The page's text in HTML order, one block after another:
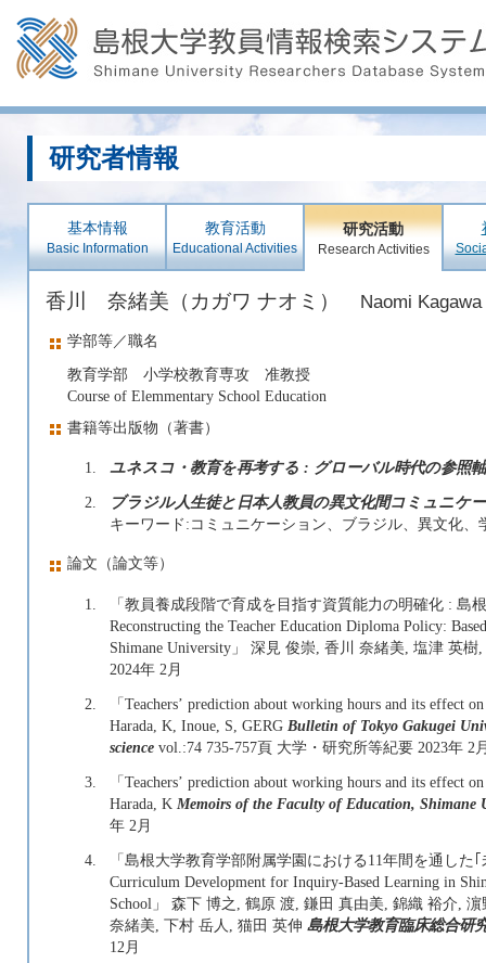
研究者情報
基本情報
Basic Information
教育活動
Educational Activities
研究活動
Research Activities
香川 奈緒美（カガワ ナオミ） Naomi
学部等／職名
教育学部 小学校教育専攻 准教授
Course of Elemmentary School Education
書籍等出版物（著書）
1.
ユネスコ・教育を再考する : グローバル時代の参照軸
2.
ブラジル人生徒と日本人教員の異文化間コミュニケ
キーワード:コミュニケーション、ブラジル、異文化、
論文（論文等）
1.
「教員養成段階で育成を目指す資質能力の明確化 :
Reconstructing the Teacher Education Diploma Policy:
Shimane University」 深見 俊崇, 香川 奈緒美, 塩津 英
2024年 2月
2.
「Teachersʼ prediction about working hours and its effect
Harada, K, Inoue, S, GERG Bulletin of Tokyo Gakugei
science vol.:74 735-757頁 大学・研究所等紀要 2023年 2
3.
「Teachersʼ prediction about working hours and its effect
Harada, K Memoirs of the Faculty of Education, Shimane
年 2月
4.
「島根大学教育学部附属学園における11年間を通し
Curriculum Development for Inquiry-Based Learning in
School」 森下 博之, 鶴原 渡, 鎌田 真由美, 錦織 裕介,
奈緒美, 下村 岳人, 猫田 英伸 島根大学教育臨床総合研
12月